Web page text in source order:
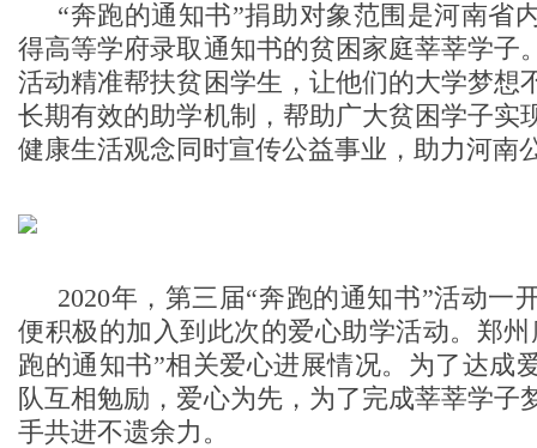
“奔跑的通知书”捐助对象范围是河南省
得高等学府录取通知书的贫困家庭莘莘学子
活动精准帮扶贫困学生，让他们的大学梦想
长期有效的助学机制，帮助广大贫困学子实
健康生活观念同时宣传公益事业，助力河南
2020年，第三届“奔跑的通知书”活动一
便积极的加入到此次的爱心助学活动。郑
跑的通知书”相关爱心进展情况。为了达成
队互相勉励，爱心为先，为了完成莘莘学子
手共进不遗余力。